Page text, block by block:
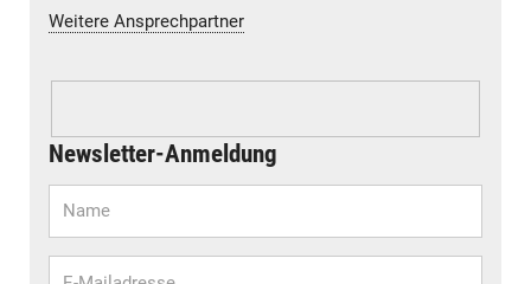
Weitere Ansprechpartner
Newsletter-Anmeldung